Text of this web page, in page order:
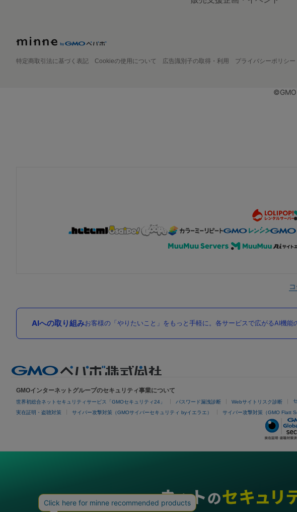
特定商取引法に基づく表記 Cookieの使用について 広告識別子の取得・利用 プライバシーポリシー
AIへの取り組みお客様の「やりたいこと」をもっと手軽に。各サービスで広がるAI機能
GMOインターネットグループのセキュリティ事業について
世界初総合ネットセキュリティサービス「GMOセキュリティ24」 パスワード漏洩診断 Webサイトリスク診断
実在証明・盗聴対策 サイバー攻撃対策（GMOサイバーセキュリティ byイエラエ） サイバー攻撃対策（GMO Flatt